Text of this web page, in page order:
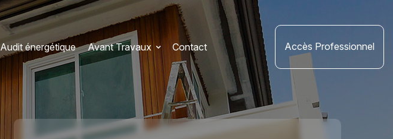
Audit énergétique Avant Travaux Contact Accès Professionnel